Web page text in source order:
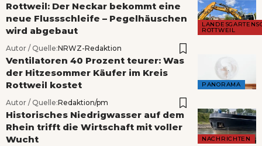
ROTTWEIL
Rottweil: Der Neckar bekommt eine
neue Flussschleife – Pegelhäuschen
wird abgebaut
Autor / Quelle:NRWZ-Redaktion
PANORAMA
Ventilatoren 40 Prozent teurer: Was
der Hitzesommer Käufer im Kreis
Rottweil kostet
Autor / Quelle:Redaktion/pm
NACHRICHTEN
Historisches Niedrigwasser auf dem
Rhein trifft die Wirtschaft mit voller
Wucht